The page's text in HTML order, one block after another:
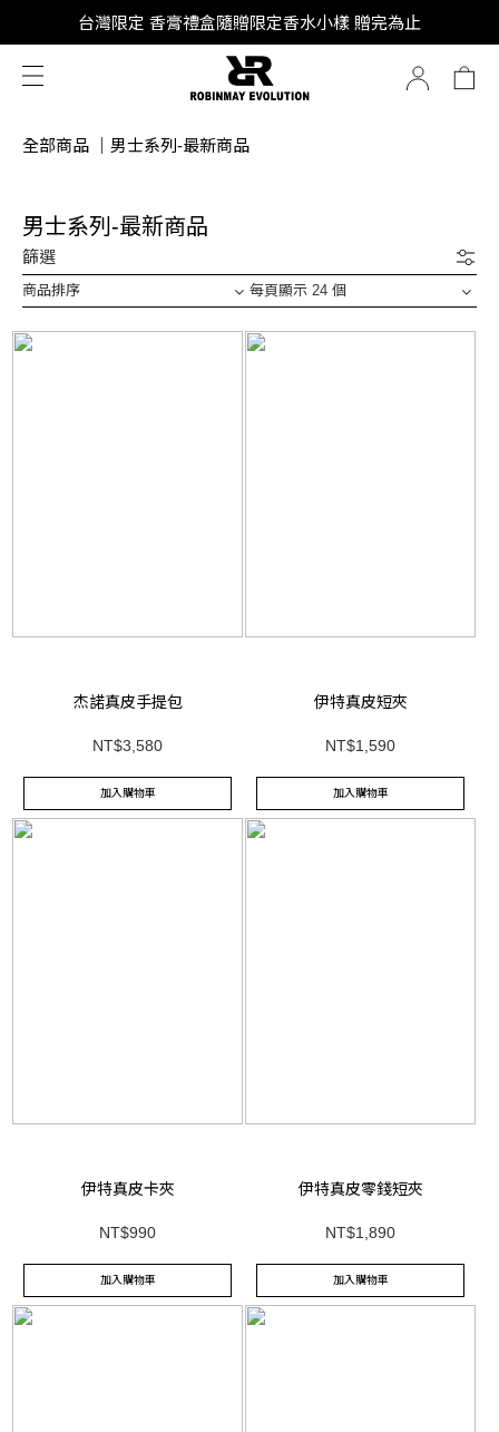
SUPER JUNIOR-D&E 全新代言
台灣限定 香膏禮盒隨贈限定香水小樣 贈完為止
SUPER JUNIOR-D&E 全新代言
全部商品 男士系列-最新商品
男士系列-最新商品
篩選
商品排序 每頁顯示 24 個
杰諾真皮手提包
NT$3,580
加入購物車
伊特真皮短夾
NT$1,590
加入購物車
伊特真皮卡夾
NT$990
加入購物車
伊特真皮零錢短夾
NT$1,890
加入購物車